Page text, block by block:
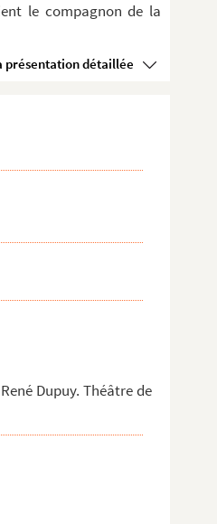
le compagnon de la
Voir la présentation détaillée
Dupuy. Théâtre de